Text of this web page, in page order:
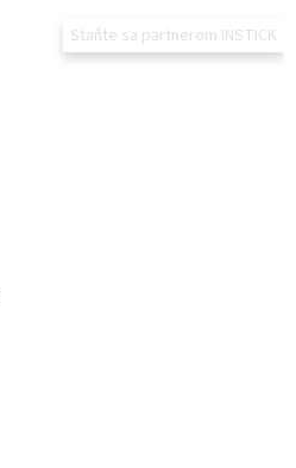
Staňte sa partnerom INSTICK